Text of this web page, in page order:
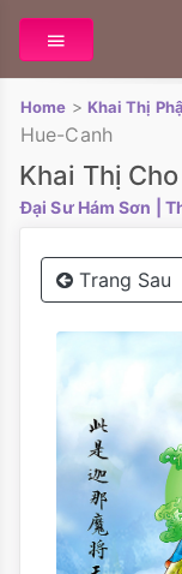
Home > Khai Thị
Hue-Canh
Khai Thị
Đại Sư Hám Sơn |
Trang Sau